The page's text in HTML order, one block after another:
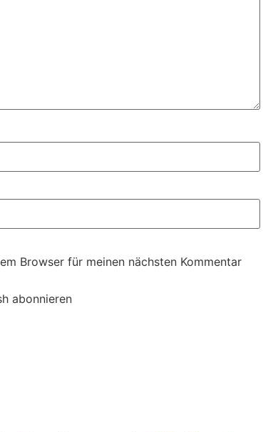
Browser für meinen nächsten Kommentar
abonnieren